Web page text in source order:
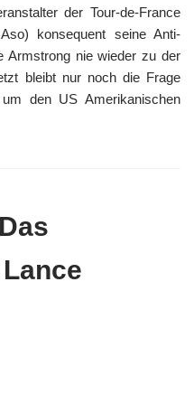
der Tour-de-France
konsequent seine Anti-
Armstrong nie wieder zu der
bleibt nur noch die Frage
den US Amerikanischen